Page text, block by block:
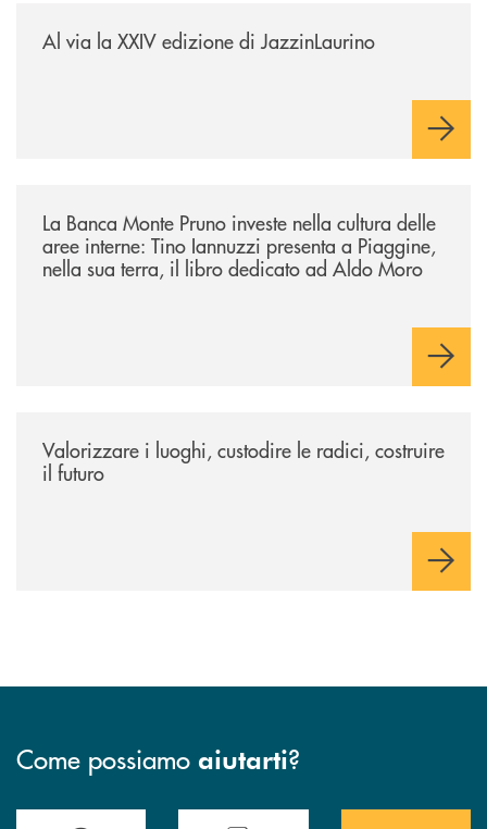
Al via la XXIV edizione di JazzinLaurino
La Banca Monte Pruno investe nella cultura delle
aree interne: Tino Iannuzzi presenta a Piaggine,
nella sua terra, il libro dedicato ad Aldo Moro
Valorizzare i luoghi, custodire le radici, costruire
il futuro
Come possiamo aiutarti?